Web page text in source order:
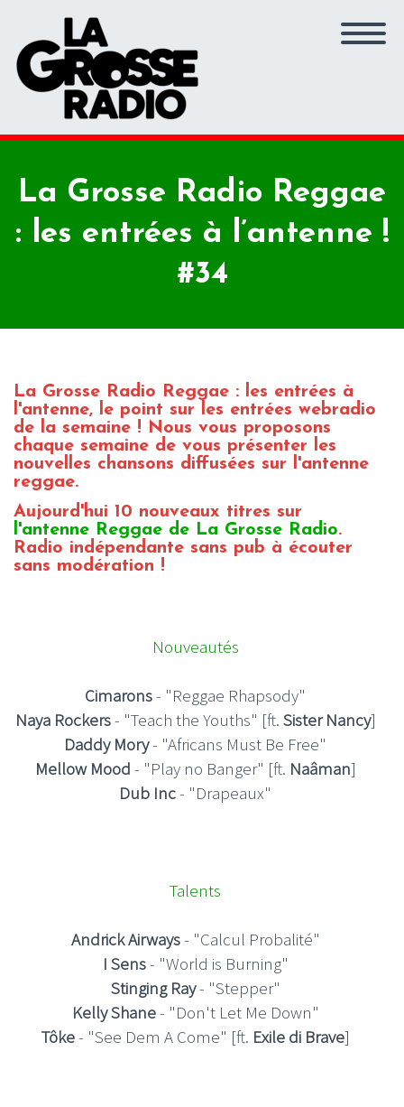
La Grosse Radio Reggae
: les entrées à l’antenne !
#34
La Grosse Radio Reggae : les entrées à
l'antenne, le point sur les entrées webradio
de la semaine ! Nous vous proposons
chaque semaine de vous présenter les
nouvelles chansons diffusées sur l'antenne
reggae.
Aujourd'hui 10 nouveaux titres sur
l'antenne Reggae de La Grosse Radio.
Radio indépendante sans pub à écouter
sans modération !
Nouveautés
Cimarons- "Reggae Rhapsody"
Naya Rockers- "Teach the Youths" [ft. Sister Nancy]
Daddy Mory- "Africans Must Be Free"
Mellow Mood - "Play no Banger" [ft. Naâman]
Dub Inc- "Drapeaux"
Talents
Andrick Airways- "Calcul Probalité"
I Sens- "World is Burning"
Stinging Ray- "Stepper"
Kelly Shane- "Don't Let Me Down"
Tôke- "See Dem A Come" [ft. Exile di Brave]